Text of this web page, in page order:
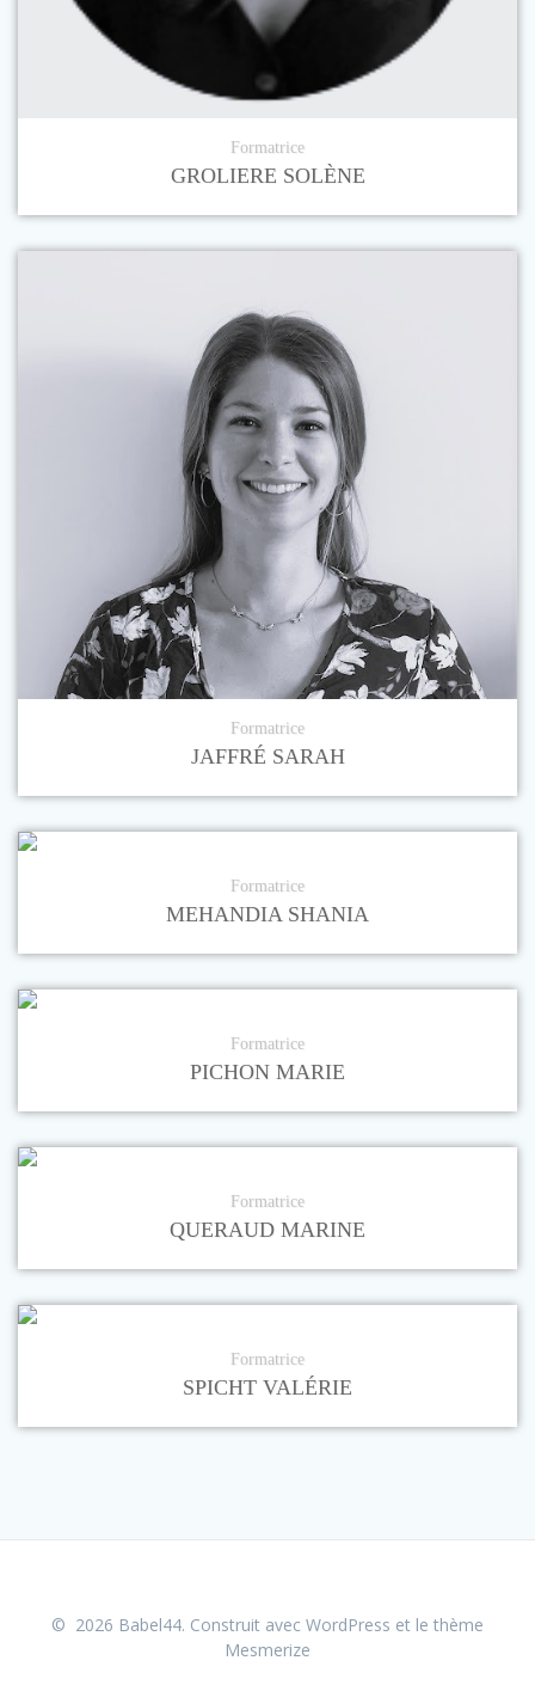
Formatrice
GROLIERE SOLÈNE
Formatrice
JAFFRÉ SARAH
Formatrice
MEHANDIA SHANIA
Formatrice
PICHON MARIE
Formatrice
QUERAUD MARINE
Formatrice
SPICHT VALÉRIE
© 2026 Babel44. Construit avec WordPress et le thème
Mesmerize